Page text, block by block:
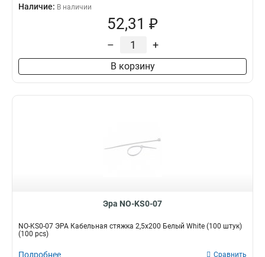
Наличие: В наличии
52,31 ₽
– +
В корзину
Эра NO-KS0-07
NO-KS0-07 ЭРА Кабельная стяжка 2,5х200 Белый White (100 штук)
(100 pcs)
Подробнее Сравнить